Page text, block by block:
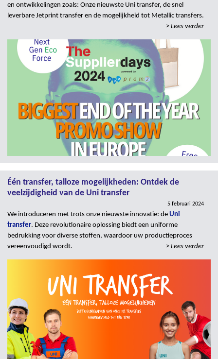
en ontwikkelingen zoals: Onze nieuwste Uni transfer, de snel
leverbare Jetprint transfer en de mogelijkheid tot Metallic transfers.
> Lees verder
Één transfer, talloze mogelijkheden: Ontdek de
veelzijdigheid van de Uni transfer
5 februari 2024
We introduceren met trots onze nieuwste innovatie: de Uni
transfer. Deze revolutionaire oplossing biedt een uniforme
bedrukking voor diverse stoffen, waardoor uw productieproces
vereenvoudigd wordt.
> Lees verder